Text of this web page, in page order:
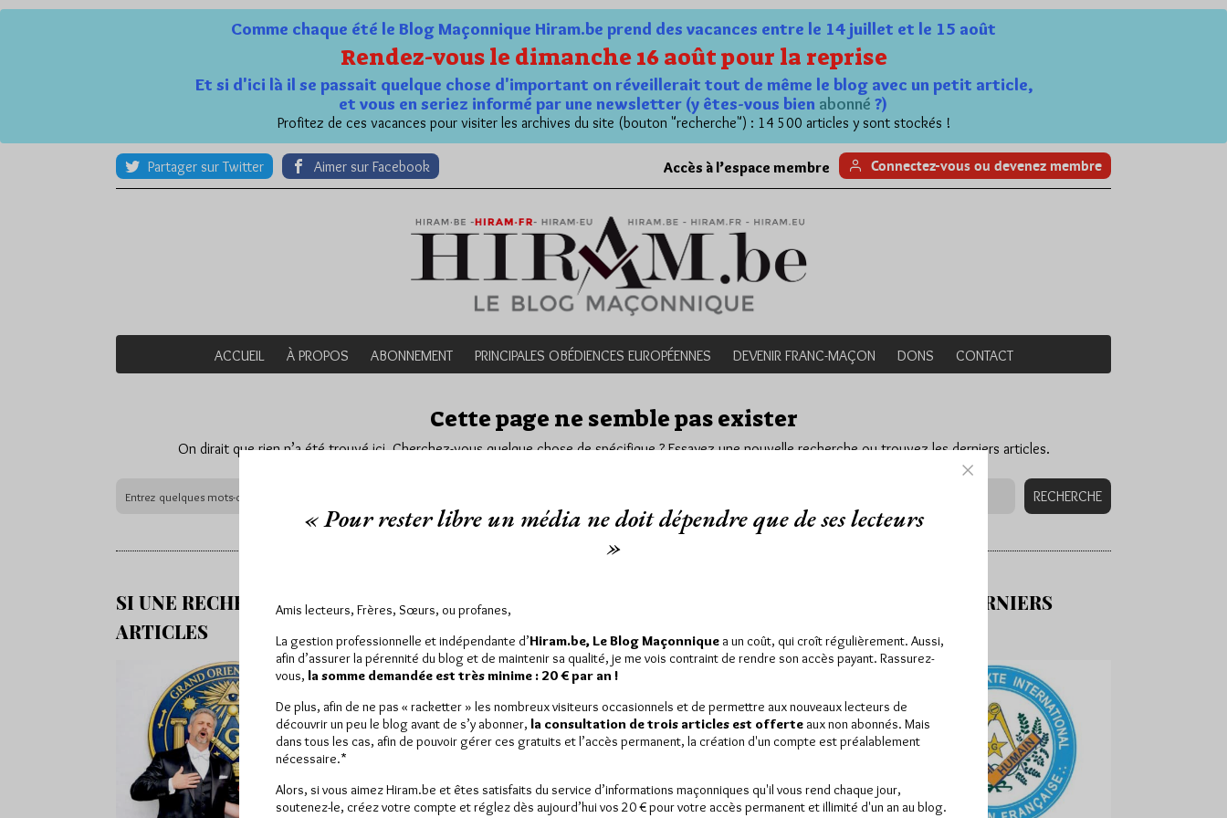
Comme chaque été le Blog Maçonnique Hiram.be prend des vacances entre le 14 juillet et le 15 août
Rendez-vous le dimanche 16 août pour la reprise
Et si d'ici là il se passait quelque chose d'important on réveillerait tout de même le blog avec un petit article,
et vous en seriez informé par une newsletter (y êtes-vous bien abonné ?)
Profitez de ces vacances pour visiter les archives du site (bouton "recherche") : 14 500 articles y sont stockés !
Partager sur Twitter Aimer sur Facebook Accès à l’espace membre Connectez-vous ou devenez membre
ACCUEIL À PROPOS ABONNEMENT PRINCIPALES OBÉDIENCES EUROPÉENNES DEVENIR FRANC-MAÇON DONS CONTACT
Cette page ne semble pas exister
On dirait que rien n’a été trouvé ici. Cherchez-vous quelque chose de spécifique ? Essayez une nouvelle recherche ou trouvez les derniers articles.
SI UNE RECHERCHE NE VOUS FOURNIT PAS LES BONNES INFORMATIONS, DÉCOUVREZ NOS DERNIERS
ARTICLES
« Pour rester libre un média ne doit dépendre que de ses lecteurs
»
Amis lecteurs, Frères, Sœurs, ou profanes,
La gestion professionnelle et indépendante d’Hiram.be, Le Blog Maçonnique a un coût, qui croît régulièrement. Aussi,
afin d’assurer la pérennité du blog et de maintenir sa qualité, je me vois contraint de rendre son accès payant. Rassurez-
vous, la somme demandée est très minime : 20 € par an !
De plus, afin de ne pas « racketter » les nombreux visiteurs occasionnels et de permettre aux nouveaux lecteurs de
découvrir un peu le blog avant de s’y abonner, la consultation de trois articles est offerte aux non abonnés. Mais
dans tous les cas, afin de pouvoir gérer ces gratuits et l’accès permanent, la création d'un compte est préalablement
nécessaire.*
Alors, si vous aimez Hiram.be et êtes satisfaits du service d’informations maçonniques qu'il vous rend chaque jour,
soutenez-le, créez votre compte et réglez dès aujourd’hui vos 20 € pour votre accès permanent et illimité d'un an au blog.